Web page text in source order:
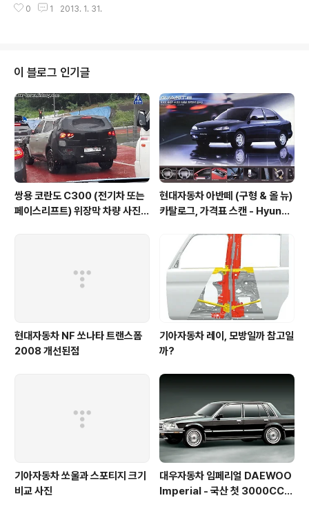
행상태, 각종 경고등 컴퓨터가 계산한 운행에 필요한 모든
갔습니다. (쌍용차가 1998년 대우차에 인수되고 2000년
000만원이 넘는게 지금봐도 비싸다는 느낌이드네요. 아무
리 대한민국 1%라지만..
0 1 2013. 1. 31.
이 블로그 인기글
쌍용 코란도 C300 (전기차 또는
페이스리프트) 위장막 차량 사진 -
현대자동차 아반떼 (구형 & 올 뉴)
카탈로그, 가격표 스캔 - Hyunda
현대자동차 NF 쏘나타 트랜스폼
2008 개선된점
기아자동차 레이, 모방일까 참고일
까?
기아자동차 쏘울과 스포티지 크기
비교 사진
대우자동차 임페리얼 DAEWOO
Imperial - 국산 첫 3000CC